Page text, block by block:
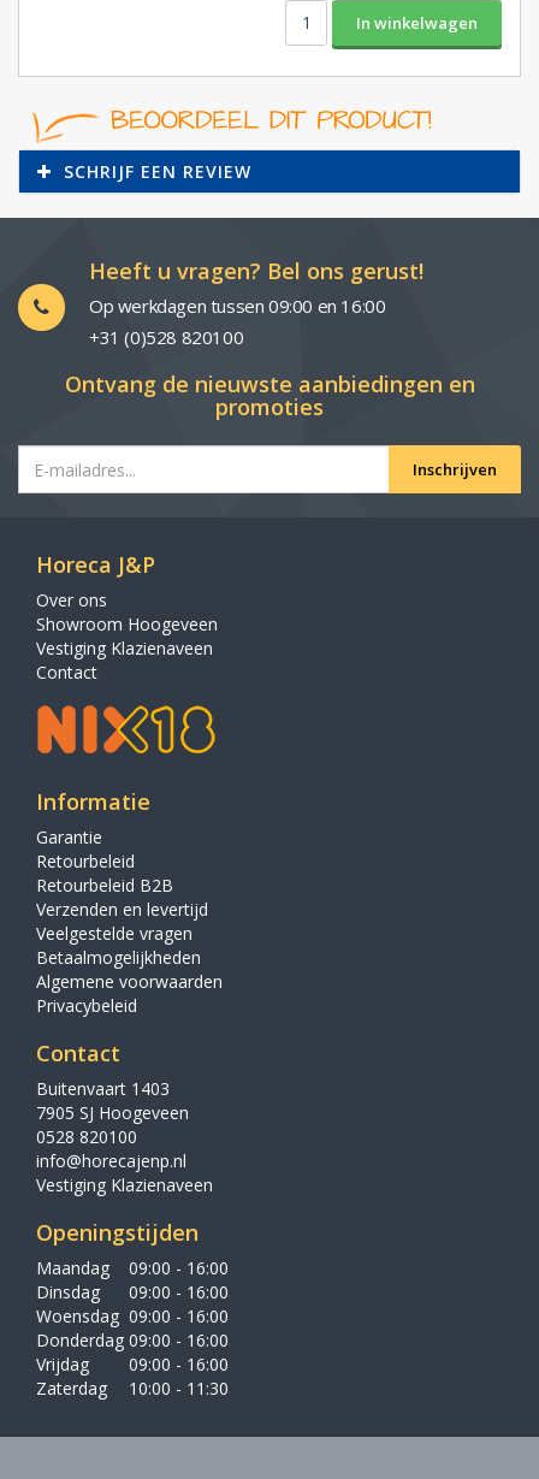
SCHRIJF EEN REVIEW
Heeft u vragen? Bel ons gerust!
Op werkdagen tussen 09:00 en 16:00
+31 (0)528 820100
Ontvang de nieuwste aanbiedingen en
promoties
Inschrijven
Horeca J&P
Over ons
Showroom Hoogeveen
Vestiging Klazienaveen
Contact
Informatie
Garantie
Retourbeleid
Retourbeleid B2B
Verzenden en levertijd
Veelgestelde vragen
Betaalmogelijkheden
Algemene voorwaarden
Privacybeleid
Contact
Buitenvaart 1403
7905 SJ Hoogeveen
0528 820100
info@horecajenp.nl
Vestiging Klazienaveen
Openingstijden
Maandag
09:00 - 16:00
Dinsdag
09:00 - 16:00
Woensdag 09:00 - 16:00
Donderdag 09:00 - 16:00
Vrijdag
09:00 - 16:00
Zaterdag
10:00 - 11:30